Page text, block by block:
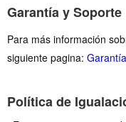
Garantía y Soporte
Para más información
siguiente pagina:
Política de